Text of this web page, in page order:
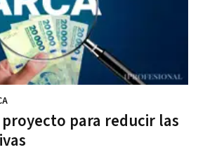
para reducir las